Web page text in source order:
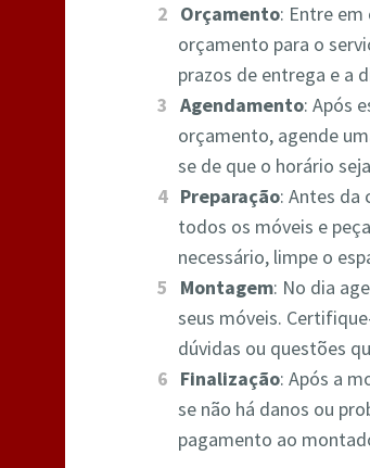
Orçamento: Entre
orçamento para o
prazos de entrega e a
Agendamento: Após
orçamento, agende
se de que o horário
Preparação: Antes
todos os móveis e
necessário, limpe o
Montagem: No dia
seus móveis.
dúvidas ou questões
Finalização: Após a
se não há danos ou
pagamento ao